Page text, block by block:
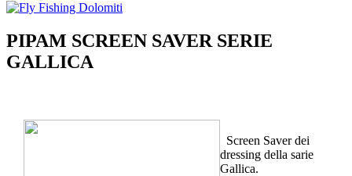
PIPAM SCREEN SAVER SERIE
GALLICA
Screen Saver dei
dressing della sarie
Gallica.